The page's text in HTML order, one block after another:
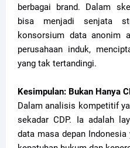
berbagai brand. Dalam
bisa menjadi senjata
konsorsium data anonim
perusahaan induk,
yang tak tertandingi.
Kesimpulan: Bukan Hanya
Dalam analisis kompetitif
sekadar CDP. Ia adalah
data masa depan